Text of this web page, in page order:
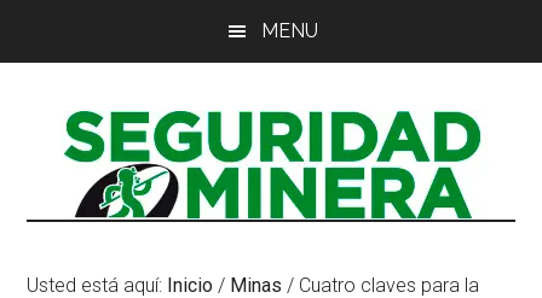
principal
MENU
Usted está aquí: Inicio / Minas / Cuatro claves para la